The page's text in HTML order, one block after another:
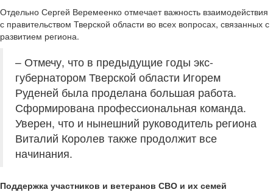
Отдельно Сергей Веремеенко отмечает важность взаимодействия
с правительством Тверской области во всех вопросах, связанных с
развитием региона.
– Отмечу, что в предыдущие годы экс-
губернатором Тверской области Игорем
Руденей была проделана большая работа.
Сформирована профессиональная команда.
Уверен, что и нынешний руководитель региона
Виталий Королев также продолжит все
начинания.
Поддержка участников и ветеранов СВО и их семей